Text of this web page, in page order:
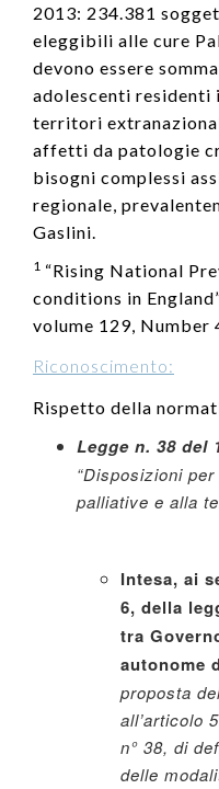
2013: 234.381
eleggibili alle cure
devono essere
adolescenti residenti
territori
affetti da patologie
bisogni complessi
regionale,
Gaslini.
1 “Rising National
conditions in
volume 129, Number
Riconoscimento:
Rispetto della
Legge n. 38 del
“Disposizioni
palliative e alla
Intesa, ai
6, della
tra
autonome
proposta
all’articolo
n° 38, di
delle